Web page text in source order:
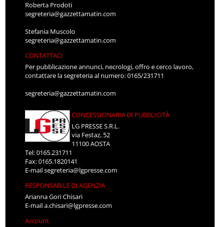
Roberta Prodoti
segreteria@gazzettamatin.com
Stefania Muscolo
segreteria@gazzettamatin.com
CONTATTACI
Per pubblicazione annunci, necrologi, offro e cerco lavoro,
contattare la segreteria al numero: 0165/231711
segreteria@gazzettamatin.com
CONCESSIONARIA DI PUBBLICITÀ
LG PRESSE S.R.L.
via Festaz, 52
11100 AOSTA
Tel: 0165.231711
Fax: 0165.1820141
E-mailsegreteria@lgpresse.com
RESPONSABILE DI AGENZIA
Arianna Gori Chisari
E-maila.chisari@lgpresse.com
Account